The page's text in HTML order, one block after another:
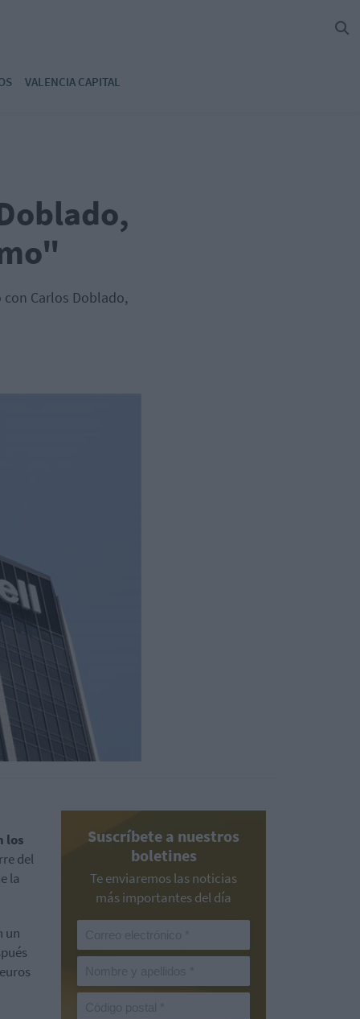
VALENCIA CAPITAL
Carlos Doblado,
los
del
la
un
Suscríbete a nuestros
boletines
Te enviaremos las noticias
más importantes del día